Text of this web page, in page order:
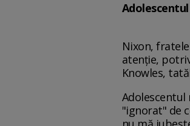
Nixon,
atenţie,
Knowles,
"ignorat" de